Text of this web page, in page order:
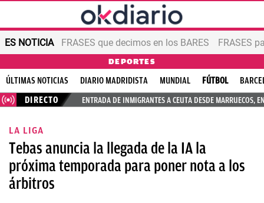
ES NOTICIA FRASES que decimos en los BARES FRASES
DEPORTES
ÚLTIMAS NOTICIAS DIARIO MADRIDISTA MUNDIAL FÚTBOL
DIRECTO
ENTRADA DE INMIGRANTES A CEUTA DESDE MARRUECOS,
LA LIGA
Tebas anuncia la llegada de la IA la
próxima temporada para poner nota a los
árbitros